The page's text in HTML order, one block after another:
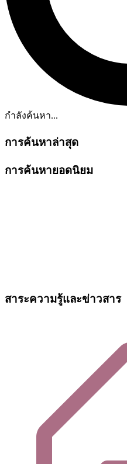
กำลังค้นหา...
การค้นหาล่าสุด
การค้นหายอดนิยม
สาระความรู้และข่าวสาร